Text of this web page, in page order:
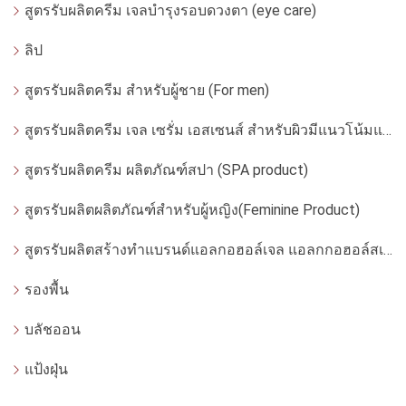
สูตรรับผลิตครีม เจลบำรุงรอบดวงตา (eye care)
ลิป
สูตรรับผลิตครีม สำหรับผู้ชาย (For men)
สูตรรับผลิตครีม เจล เซรั่ม เอสเซนส์ สำหรับผิวมีแนวโน้มแพ้ง่าย
สูตรรับผลิตครีม ผลิตภัณฑ์สปา (SPA product)
สูตรรับผลิตผลิตภัณฑ์สำหรับผู้หญิง(Feminine Product)
สูตรรับผลิตสร้างทำแบรนด์แอลกอฮอล์เจล แอลกกอฮอล์สเปรย์ ล้างมือ
รองพื้น
บลัชออน
แป้งฝุ่น